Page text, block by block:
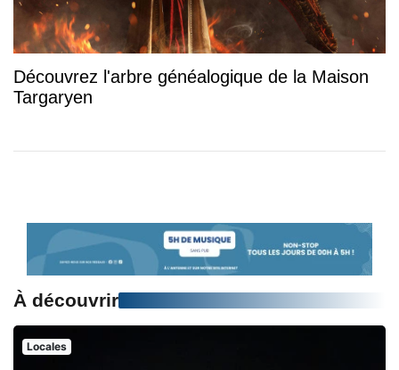
Découvrez l'arbre généalogique de la Maison
Targaryen
À découvrir
Locales